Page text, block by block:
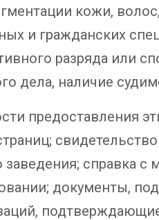
кожи,
и гражданских
разряда или
дела, наличие
предоставления
заведения; справка
документы,